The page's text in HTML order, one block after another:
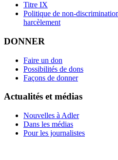
Titre IX
Politique de non-
harcèlement
DONNER
Faire un don
Possibilités de dons
Façons de donner
Actualités et médias
Nouvelles à Adler
Dans les médias
Pour les journalistes